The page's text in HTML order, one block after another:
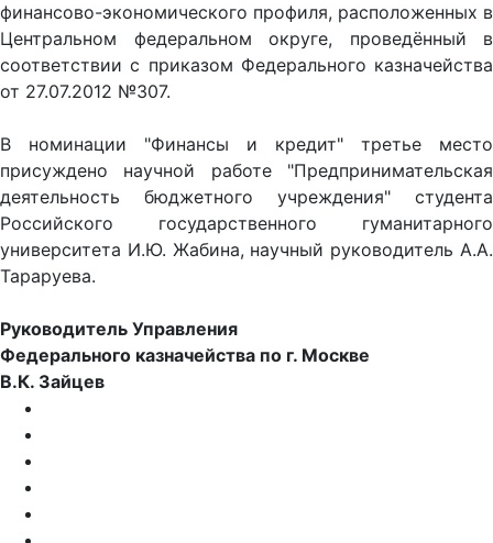
финансово-экономического профиля, расположенных в
Центральном федеральном округе, проведённый в
соответствии с приказом Федерального казначейства
от 27.07.2012 №307.
В номинации "Финансы и кредит" третье место
присуждено научной работе "Предпринимательская
деятельность бюджетного учреждения" студента
Российского государственного гуманитарного
университета И.Ю. Жабина, научный руководитель А.А.
Тараруева.
Руководитель Управления
Федерального казначейства по г. Москве
В.К. Зайцев